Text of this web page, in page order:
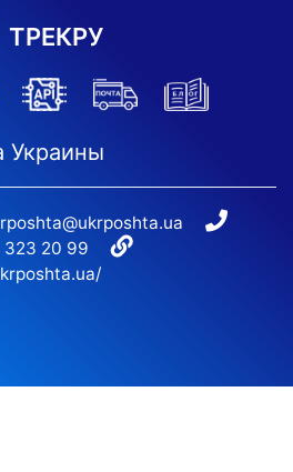
ТРЕКРУ
Украины
20 99